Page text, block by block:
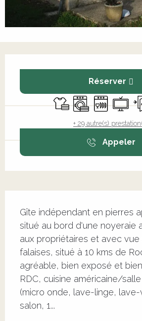
Réserver
Draps et linge
Lave linge
Lave
+ 29 autre(s)
Appeler
Gîte indépendant en pierres
situé au bord d'une noyeraie
aux propriétaires et avec vue
falaises, situé à 10 kms de
agréable, bien exposé et
RDC, cuisine américaine/
(micro onde, lave-linge, lave-
salon, 1...